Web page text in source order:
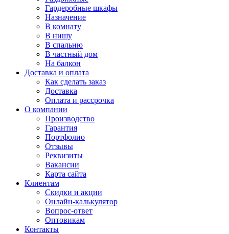
Гардеробные шкафы
Назначение
В комнату
В нишу
В спальню
В частный дом
На балкон
Доставка и оплата
Как сделать заказ
Доставка
Оплата и рассрочка
О компании
Производство
Гарантия
Портфолио
Отзывы
Реквизиты
Вакансии
Карта сайта
Клиентам
Скидки и акции
Онлайн-калькулятор
Вопрос-ответ
Оптовикам
Контакты